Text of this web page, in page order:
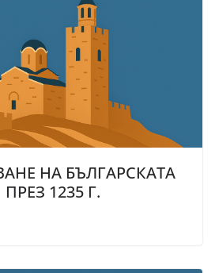
НА БЪЛГАРСКАТА
1235 Г.